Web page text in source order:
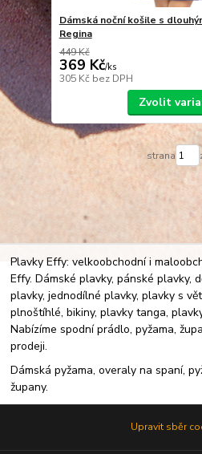
Dámská noční košile s
Regina
449 Kč
369 Kč/ks
305 Kč bez DPH
Zvolit
strana
Plavky Effy: velkoobchodní i
Effy. Dámské plavky, pánské plavky,
plavky, jednodílné plavky, plavky s
plnoštíhlé, bikiny, plavky tanga,
Nabízíme spodní prádlo, pyžama,
prodeji.
Dámská pyžama, overaly na spaní,
župany.
Upravit sběr